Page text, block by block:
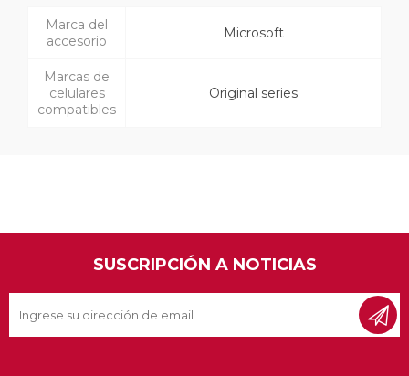
Marca del
accesorio
Microsoft
Marcas de
celulares
compatibles
Original series
SUSCRIPCIÓN A NOTICIAS